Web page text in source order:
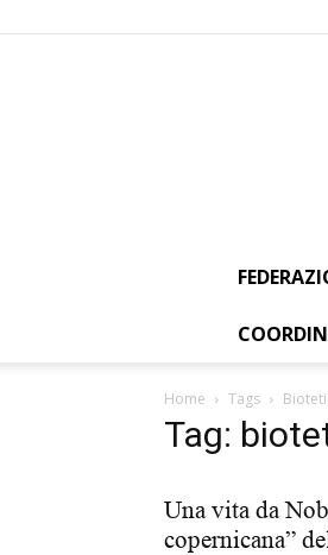
Home Tags
Tag:
Una vita da
copernicana”